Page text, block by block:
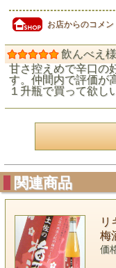
お店からのコメン
飲んべえ様
甘さ控えめで辛口の
す。仲間内で評価が
１升瓶で買って欲し
関連商品
梅
価